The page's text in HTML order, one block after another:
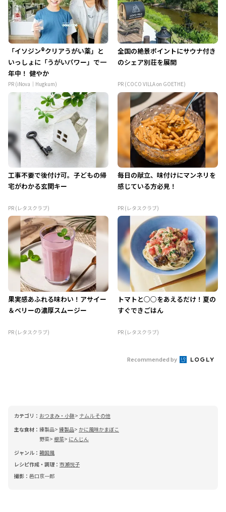
「イソジン®クリアうがい薬」と
いっしょに「うがいパワー」で一
年中！ 健やか
PR (iNova｜Hugkum)
全国の絶景ポイントにサウナ付き
のシェア別荘を展開
PR (COCO VILLA on GOETHE)
工事不要で後付け可。子どもの帰
宅がわかる玄関キー
PR (レタスクラブ)
毎日の献立、味付けにマンネリを
感じている方必見！
PR (レタスクラブ)
果実感あふれる味わい！アサイー
＆ベリーの濃厚スムージー
PR (レタスクラブ)
トマトと○○をあえるだけ！夏の
すぐできごはん
PR (レタスクラブ)
Recommended by
カテゴリ： おつまみ・小鉢
ナムル その他
主な食材： 練製品 練製品
かに風味かまぼこ
野菜 根菜
にんじん
ジャンル： 韓国風
レシピ作成・調理： 市瀬悦子
撮影： 邑口京一郎